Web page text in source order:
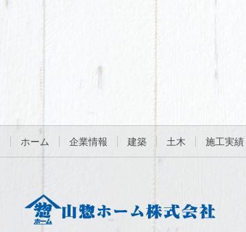
ホーム 企業情報 建築 土木 施工実績